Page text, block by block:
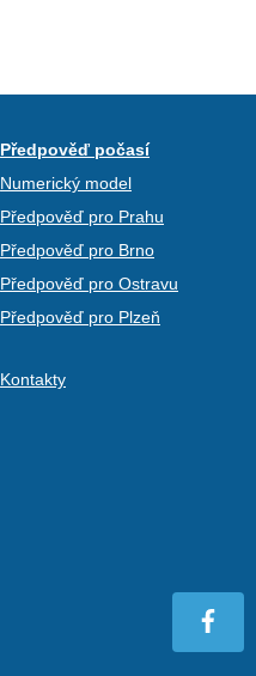
Předpověď počasí
Numerický model
Předpověď pro Prahu
Předpověď pro Brno
Předpověď pro Ostravu
Předpověď pro Plzeň
Kontakty